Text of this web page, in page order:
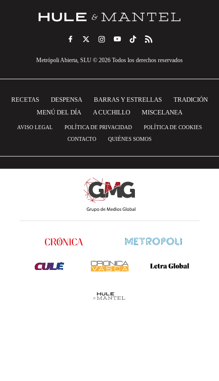
Metrópoli Abierta, SLU © 2026 Todos los derechos reservados
RECETAS DESPENSA BARRAS Y ESTRELLAS
TRADICIÓN
MENÚ DEL DÍA
A CUCHILLO MISCELANEA
AVISO LEGAL POLÍTICA DE PRIVACIDAD
POLÍTICA DE COOKIES
CONTACTO
QUIÉNES SOMOS